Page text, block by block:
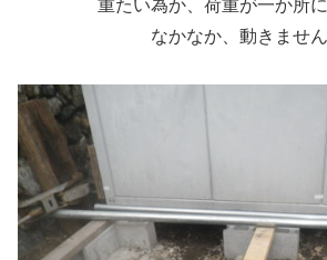
重たい為か、荷重が一か所
なかなか、動きません